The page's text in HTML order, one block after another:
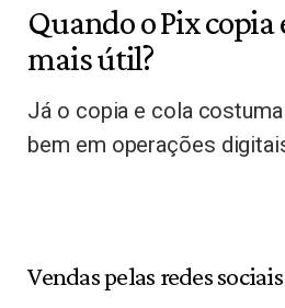
Quando o Pix copia
mais útil?
Já o copia e cola
bem em operações
Vendas pelas redes sociais